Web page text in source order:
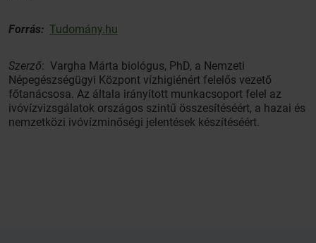
Forrás: Tudomány.hu
Szerző: Vargha Márta biológus, PhD, a Nemzeti
Népegészségügyi Központ vízhigiénért felelős vezető
főtanácsosa. Az általa irányított munkacsoport felel az
ivóvízvizsgálatok országos szintű összesítéséért, a hazai és
nemzetközi ivóvízminőségi jelentések készítéséért.